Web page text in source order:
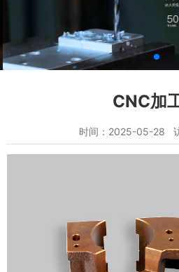
CNC加
时间：2025-05-28